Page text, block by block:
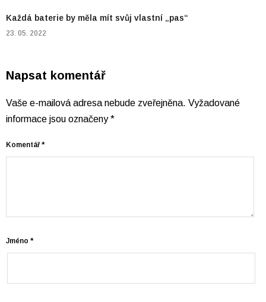
Každá baterie by měla mít svůj vlastní „pas“
23. 05. 2022
Napsat komentář
Vaše e-mailová adresa nebude zveřejněna. Vyžadované
informace jsou označeny*
Komentář*
Jméno *